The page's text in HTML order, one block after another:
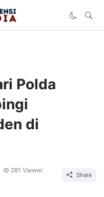
Polda
di
281 Viewer
Share